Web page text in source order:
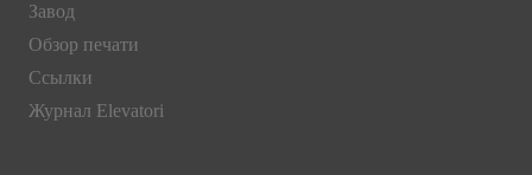
Завод
Обзор печати
Ссылки
Журнал Elevatori